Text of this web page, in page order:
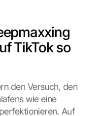
TikTok so
den Versuch, den
wie eine
Auf